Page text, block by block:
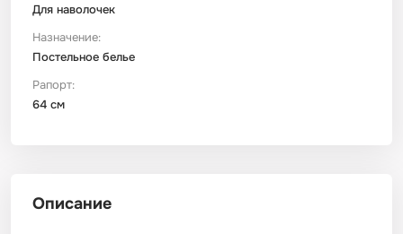
Для наволочек
Назначение:
Постельное белье
Рапорт:
64 см
Описание